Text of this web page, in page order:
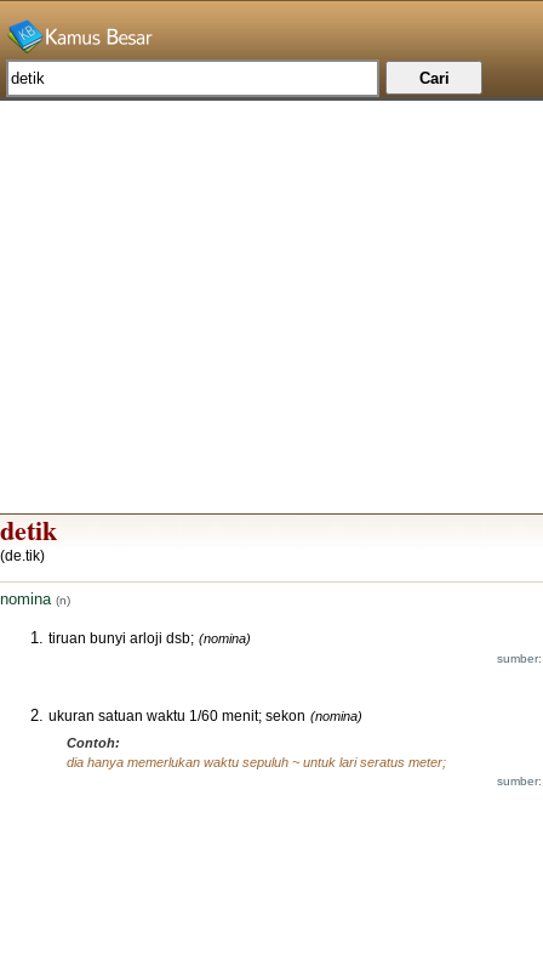
detik
(de.tik)
nomina (n)
tiruan bunyi arloji dsb; (nomina)
ukuran satuan waktu 1/60 menit; sekon (nomina)
Contoh:
dia hanya memerlukan waktu sepuluh ~ untuk lari seratus meter;